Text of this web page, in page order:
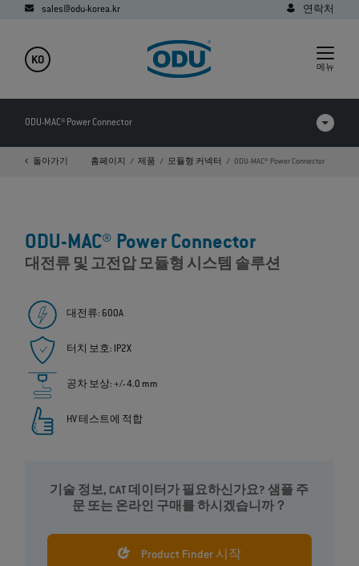
sales@odu-korea.kr 연락처
KO
메뉴
ODU-MAC® Power Connector
제품 비교
다운로드
돌아가기 홈페이지 제품 모듈형 커넥터 ODU-MAC® Power Connector
ODU-MAC® Power Connector
대전류 및 고전압 모듈형 시스템 솔루션
대전류: 600A
터치 보호: IP2X
공차 보상: +/- 4.0 mm
HV 테스트에 적합
기술 정보, CAT 데이터가 필요하신가요? 샘플 주
문 또는 온라인 구매를 하시겠습니까？
Product Finder 시작